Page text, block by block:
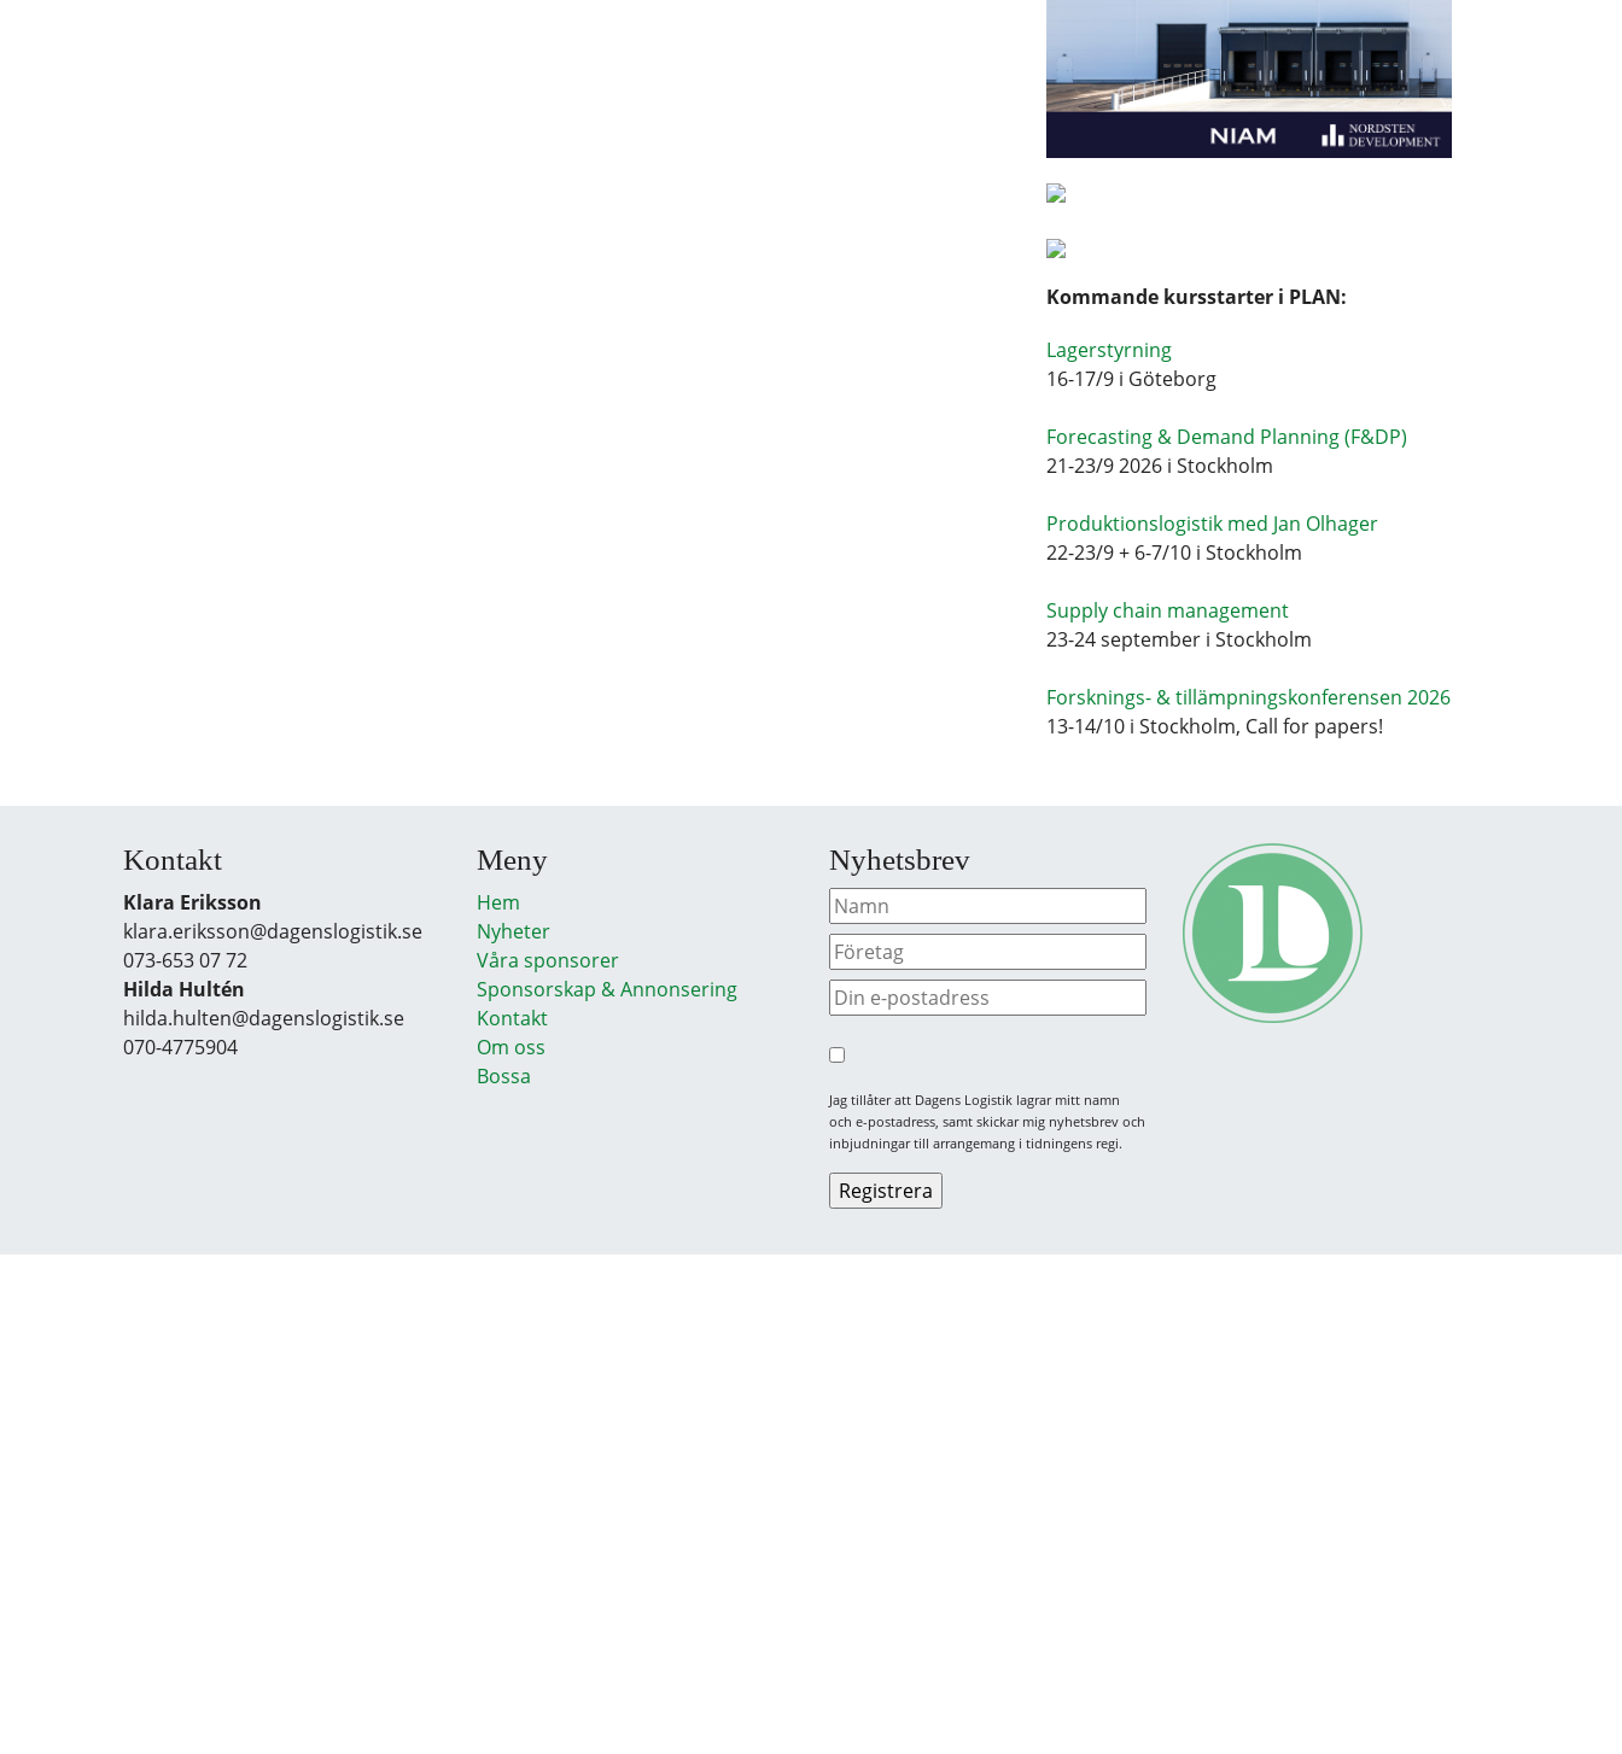
Kommande kursstarter i PLAN:
Lagerstyrning
16-17/9 i Göteborg
Forecasting & Demand Planning (F&DP)
21-23/9 2026 i Stockholm
Produktionslogistik med Jan Olhager
22-23/9 + 6-7/10 i Stockholm
Supply chain management
23-24 september i Stockholm
Forsknings- & tillämpningskonferensen 2026
13-14/10 i Stockholm, Call for papers!
Kontakt
Klara Eriksson
klara.eriksson@dagenslogistik.se
073-653 07 72
Hilda Hultén
hilda.hulten@dagenslogistik.se
070-4775904
Meny
Hem
Nyheter
Våra sponsorer
Sponsorskap & Annonsering
Kontakt
Om oss
Bossa
Nyhetsbrev
Jag tillåter att Dagens Logistik lagrar mitt namn
och e-postadress, samt skickar mig nyhetsbrev och
inbjudningar till arrangemang i tidningens regi.